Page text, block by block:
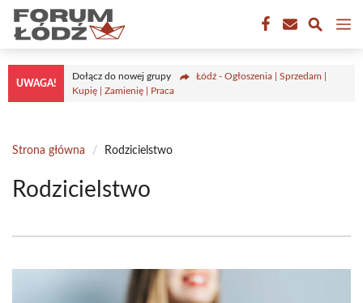
Przejdź
treści
UWAGA!
Dołącz do nowej grupy
Łódź - Ogłoszenia | Sprzedam |
Kupię | Zamienię | Praca
Strona główna / Rodzicielstwo
Rodzicielstwo